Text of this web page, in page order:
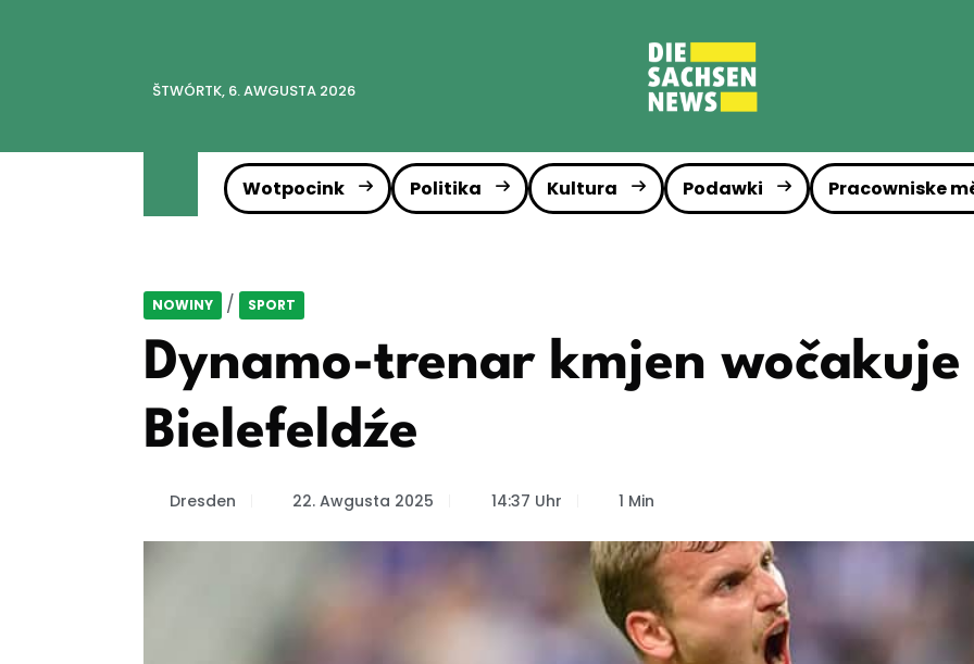
ŠTWÓRTK, 6. AWGUSTA 2026
Wotpocink Politika Kultura Podawki Pracowniske
NOWINY / SPORT
Dynamo-trenar kmjen
Bielefeldźe
Dresden 22. Awgusta 2025 14:37 Uhr 1 Min